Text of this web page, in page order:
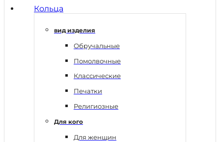
Кольца
вид изделия
Обручальные
Помолвочные
Классические
Печатки
Религиозные
Для кого
Для женщин